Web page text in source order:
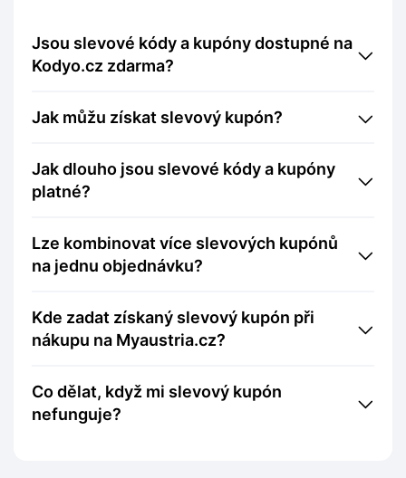
Jsou slevové kódy a kupóny dostupné na
Kodyo.cz zdarma?
Jak můžu získat slevový kupón?
Jak dlouho jsou slevové kódy a kupóny
platné?
Lze kombinovat více slevových kupónů
na jednu objednávku?
Kde zadat získaný slevový kupón při
nákupu na Myaustria.cz?
Co dělat, když mi slevový kupón
nefunguje?